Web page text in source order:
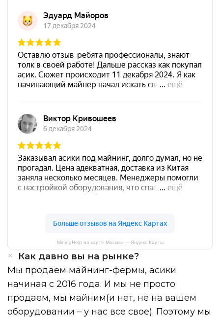
MiningHelp на карте Москвы — Яндекс Карты
Как давно вы на рынке?
Мы продаем майнинг-фермы, асики
начиная с 2016 года. И мы не просто
продаем, мы майним(и нет, не на вашем
оборудовании – у нас все свое). Поэтому мы